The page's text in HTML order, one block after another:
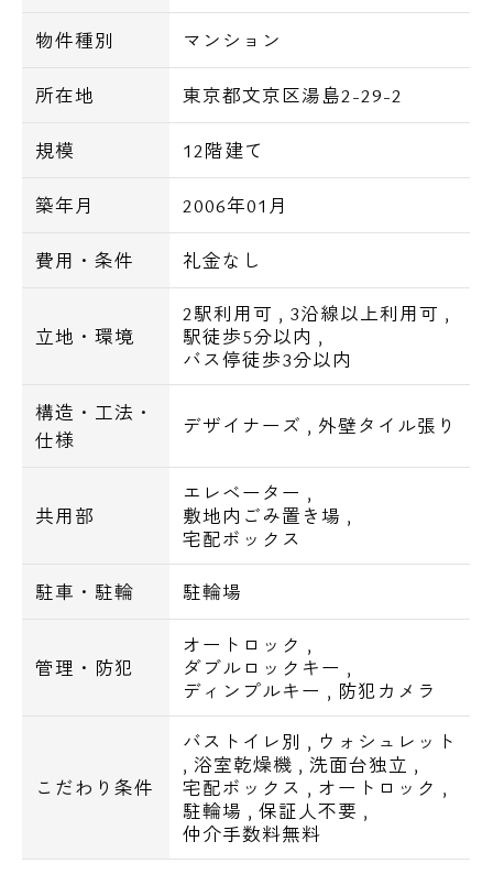
で大変魅力的です。
お得な情報以外にも弊社エスアールホームで
はお家賃交渉やご入居日のご相談など出来る
限りお客様のご希望に添えますようご協力さ
せて頂きますのでお気軽にご相談下さいま
続きまして物件の設備面や立地面のご紹介で
こちらの物件ですが常時稼働中のオートロッ
クや防犯カメラにエレベーター部分にもカー
ドキーが搭載されております。
トリプルセキュリティの採用で女性の方に安
心安全な物件となっております。
もちろん室内にはTVモニター付インターホン
や玄関ドアキーはディンプルキー採用と共有
部分以外のセキュリティも完璧です。
その他共有部分には24時間ご利用可能な入居
者専用のゴミステーションが御座います。
お好きなタイミングでゴミ出しが可能です。
お部屋部分は全部屋バストイレ別の造り。
室内洗濯機置場などの設備はもちろんのこと
全部屋に独立洗面台やエアコンにクローゼッ
トやシューズボックスさらにはお天気が悪い
日に大活躍の浴室乾燥機を完備。
お洗濯物の乾燥に年中困りません。
交通アクセスも申し分なしの立地に周辺には
夜遅くまで営業のスーパーマーケットや24時
間営業のコンビニエンスストアもありお買い
物件種別 マンション
所在地 東京都文京区湯島2-29-2
規模 12階建て
築年月 2006年01月
費用・条件 礼金なし
立地・環境
2駅利用可 , 3沿線以上利用可 ,
駅徒歩5分以内 ,
バス停徒歩3分以内
構造・工法・
仕様
デザイナーズ , 外壁タイル張り
共用部
エレベーター ,
敷地内ごみ置き場 ,
宅配ボックス
駐車・駐輪 駐輪場
管理・防犯
オートロック ,
ダブルロックキー ,
ディンプルキー , 防犯カメラ
こだわり条件
バストイレ別 , ウォシュレット
, 浴室乾燥機 , 洗面台独立 ,
宅配ボックス , オートロック ,
駐輪場 ,保証人不要 ,
仲介手数料無料